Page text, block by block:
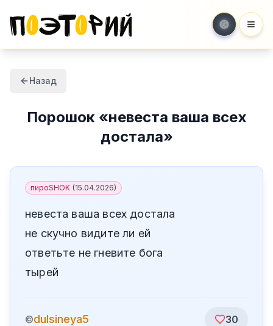
Назад
Порошок«невеста ваша всех
достала»
пироSHOK (15.04.2026)
невеста ваша всех достала
не скучно видите ли ей
ответьте не гневите бога
тырей
©dulsineya5 30